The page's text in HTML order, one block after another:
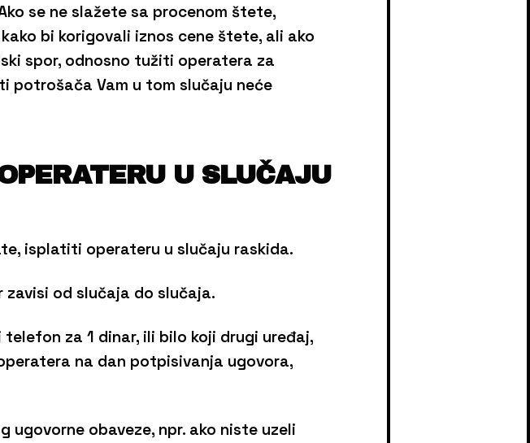
se ne slažete sa procenom štete,
bi korigovali iznos cene štete, ali ako
spor, odnosno tužiti operatera za
potrošača Vam u tom slučaju neće
U SLUČAJU
isplatiti operateru u slučaju raskida.
od slučaja do slučaja.
za 1 dinar, ili bilo koji drugi uređaj,
na dan potpisivanja ugovora,
obaveze, npr. ako niste uzeli